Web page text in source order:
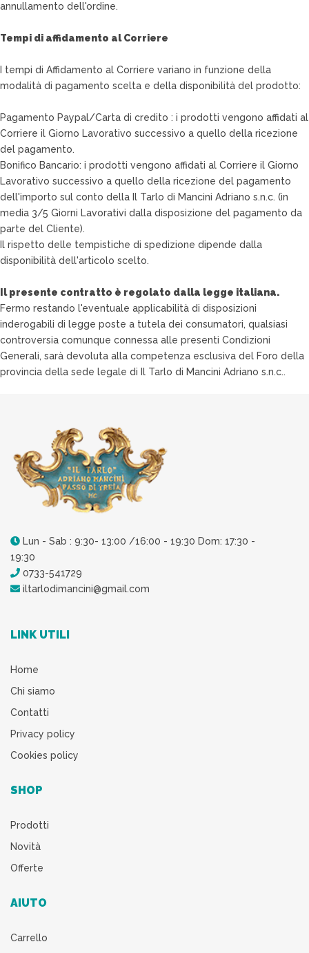
annullamento dell'ordine.
Tempi di affidamento al Corriere
I tempi di Affidamento al Corriere variano in funzione della
modalità di pagamento scelta e della disponibilità del prodotto:
Pagamento Paypal/Carta di credito : i prodotti vengono affidati al
Corriere il Giorno Lavorativo successivo a quello della ricezione
del pagamento.
Bonifico Bancario: i prodotti vengono affidati al Corriere il Giorno
Lavorativo successivo a quello della ricezione del pagamento
dell'importo sul conto della Il Tarlo di Mancini Adriano s.n.c. (in
media 3/5 Giorni Lavorativi dalla disposizione del pagamento da
parte del Cliente).
Il rispetto delle tempistiche di spedizione dipende dalla
disponibilità dell'articolo scelto.
Il presente contratto è regolato dalla legge italiana.
Fermo restando l'eventuale applicabilità di disposizioni
inderogabili di legge poste a tutela dei consumatori, qualsiasi
controversia comunque connessa alle presenti Condizioni
Generali, sarà devoluta alla competenza esclusiva del Foro della
provincia della sede legale di Il Tarlo di Mancini Adriano s.n.c..
Lun - Sab : 9:30- 13:00 /16:00 - 19:30 Dom: 17:30 -
19:30
0733-541729
iltarlodimancini@gmail.com
LINK UTILI
Home
Chi siamo
Contatti
Privacy policy
Cookies policy
SHOP
Prodotti
Novità
Offerte
AIUTO
Carrello